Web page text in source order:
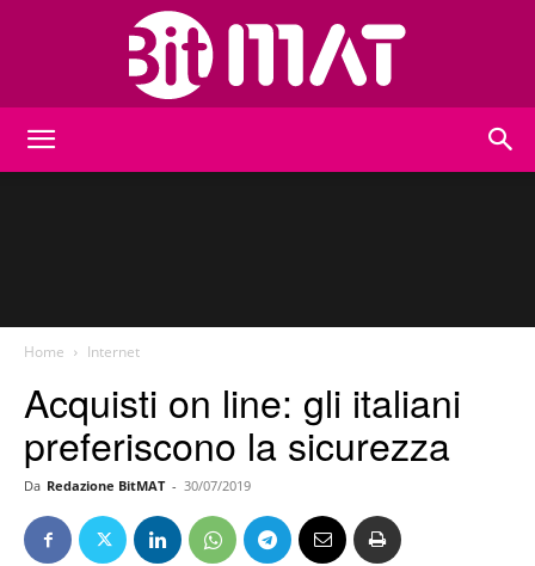
Home Internet
Acquisti on line: gli italiani
preferiscono la sicurezza
Da Redazione BitMAT - 30/07/2019